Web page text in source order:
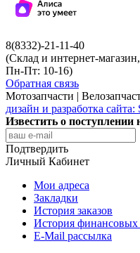
8(8332)-21-11-40
(Склад и интернет-магазин,
Пн-Пт: 10-16)
Обратная связь
Мотозапчасти |
дизайн и разработка сайта:
Известить о поступлении
Подтвердить
Личный Кабинет
Мои адреса
Закладки
История заказов
История финансовых
E-Mail рассылка